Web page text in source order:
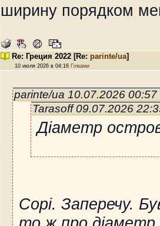
ширину порядком
Re: Греция 2022 [Re: parinte/ua]
10 июля 2026 в 04:16 Гілками
parinte/ua 10.07.2026
Tarasoff 09.07.2026
Діаметр
Сорі. Заперечу.